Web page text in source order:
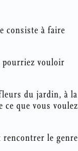
consiste à faire
pourriez vouloir
du jardin, à la
ce que vous voulez
rencontrer le genre